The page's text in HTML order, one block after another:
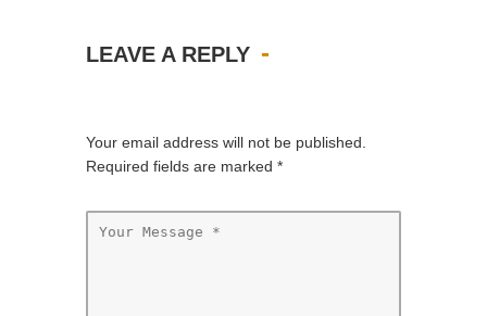
LEAVE A REPLY
Your email address will not be published.
Required fields are marked *